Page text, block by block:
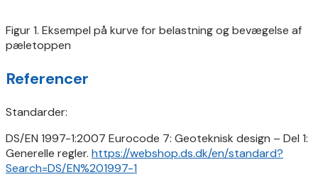
Figur 1. Eksempel på kurve for belastning og bevægelse af
pæletoppen
Referencer
Standarder:
DS/EN 1997-1:2007 Eurocode 7: Geoteknisk design – Del 1:
Generelle regler. https://webshop.ds.dk/en/standard?
Search=DS/EN%201997-1